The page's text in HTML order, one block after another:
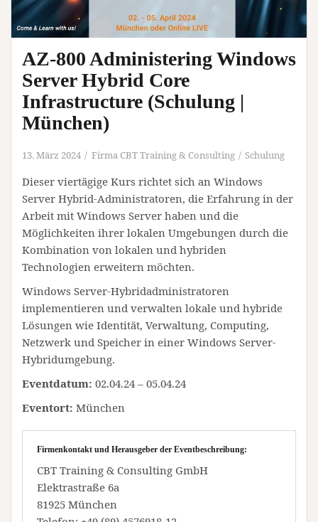
AZ-800 Administering Windows
Server Hybrid Core
Infrastructure (Schulung |
München)
13. März 2024 Firma CBT Training & Consulting Schulung
Dieser viertägige Kurs richtet sich an Windows
Server Hybrid-Administratoren, die Erfahrung in der
Arbeit mit Windows Server haben und die
Möglichkeiten ihrer lokalen Umgebungen durch die
Kombination von lokalen und hybriden
Technologien erweitern möchten.
Windows Server-Hybridadministratoren
implementieren und verwalten lokale und hybride
Lösungen wie Identität, Verwaltung, Computing,
Netzwerk und Speicher in einer Windows Server-
Hybridumgebung.
Eventdatum: 02.04.24 – 05.04.24
Eventort: München
Firmenkontakt und Herausgeber der Eventbeschreibung:
CBT Training & Consulting GmbH
Elektrastraße 6a
81925 München